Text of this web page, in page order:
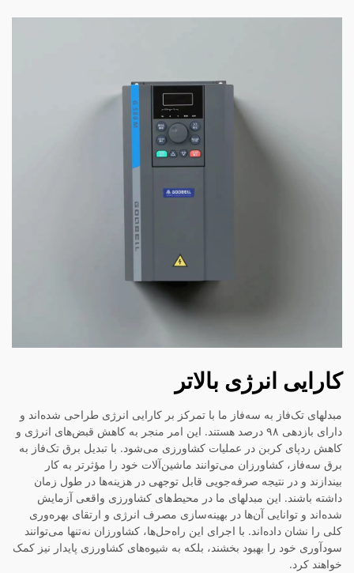
کارایی انرژی بالاتر
مبدلهای تک‌فاز به سه‌فاز ما با تمرکز بر کارایی انرژی طراحی شده‌اند و
دارای بازدهی ۹۸ درصد هستند. این امر منجر به کاهش قبض‌های انرژی و
کاهش ردپای کربن در عملیات کشاورزی می‌شود. با تبدیل برق تک‌فاز به
برق سه‌فاز، کشاورزان می‌توانند ماشین‌آلات خود را مؤثرتر به کار
بیندازند و در نتیجه صرفه‌جویی قابل توجهی در هزینه‌ها در طول زمان
داشته باشند. این مبدلهای ما در محیط‌های کشاورزی واقعی آزمایش
شده‌اند و توانایی آن‌ها در بهینه‌سازی مصرف انرژی و ارتقای بهره‌وری
کلی را نشان داده‌اند. با اجرای این راه‌حل‌ها، کشاورزان نه‌تنها می‌توانند
سودآوری خود را بهبود بخشند، بلکه به شیوه‌های کشاورزی پایدار نیز کمک
خواهند کرد.